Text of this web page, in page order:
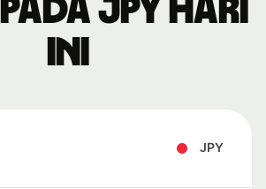
JPY hari
ini
JPY